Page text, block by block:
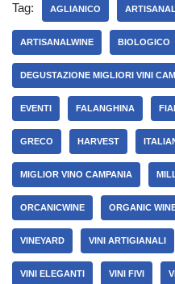
Tag: AGLIANICO
ARTISANALWINE BIOLOGICO
DEGUSTAZIONE MIGLIORI VINI
EVENTI FALANGHINA
GRECO HARVEST
MIGLIOR VINO CAMPANIA
ORCANICWINE ORGANIC
VINEYARD VINI ARTIGIANALI
VINI ELEGANTI VINI FIVI